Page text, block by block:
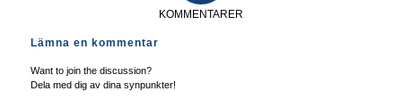
KOMMENTARER
Lämna en kommentar
Want to join the discussion?
Dela med dig av dina synpunkter!